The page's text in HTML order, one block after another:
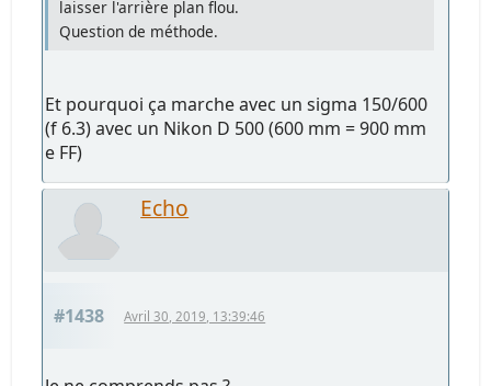
laisser l'arrière plan flou.
Question de méthode.
Et pourquoi ça marche avec un sigma 150/600
(f 6.3) avec un Nikon D 500 (600 mm = 900 mm
e FF)
Echo
#1438 Avril 30, 2019, 13:39:46